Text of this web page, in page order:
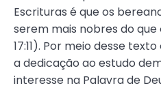
Escrituras é que os
serem mais nobres do
17:11). Por meio desse
a dedicação ao estudo
interesse na Palavra de